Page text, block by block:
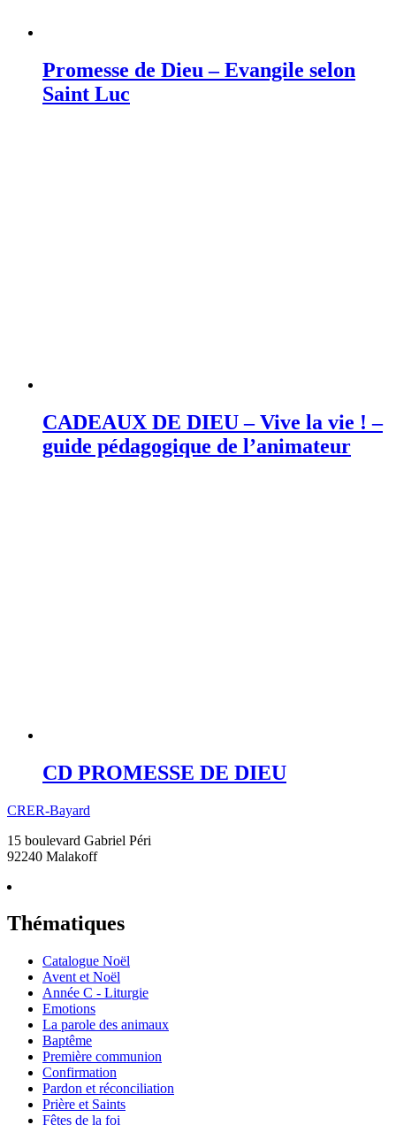
Promesse de Dieu – Evangile selon
Saint Luc
CADEAUX DE DIEU – Vive la vie ! –
guide pédagogique de l’animateur
CD PROMESSE DE DIEU
CRER-Bayard
15 boulevard Gabriel Péri
92240 Malakoff
Thématiques
Catalogue Noël
Avent et Noël
Année C - Liturgie
Emotions
La parole des animaux
Baptême
Première communion
Confirmation
Pardon et réconciliation
Prière et Saints
Fêtes de la foi